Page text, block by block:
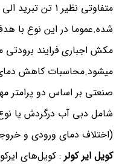
شده.عموما در این نوع با
مکش اجباری فرایند برودتی
میشود.محاسبات کاهش
صنعتی بر اساس دو پرامتر
شامل دبی آب درگردش یا نوع
(اختلاف دمای ورودی و
کویل ایر کولر : کویل‌های